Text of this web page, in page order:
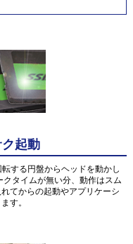
ク起動
する円盤からヘッドを動かし
タイムが無い分、動作はスム
てからの起動やアプリケーシ
す。